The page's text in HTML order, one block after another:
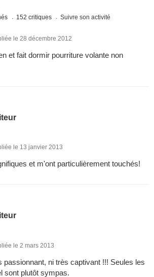
152 critiques Suivre son activité
le 28 décembre 2012
et fait dormir pourriture volante non
le 13 janvier 2013
et m'ont particulièrement touchés!
le 2 mars 2013
passionnant, ni très captivant !!! Seules les
sont plutôt sympas.